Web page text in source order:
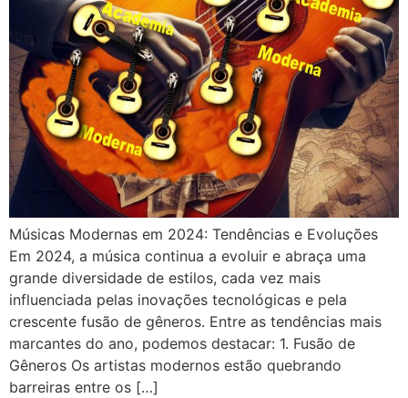
Músicas Modernas em 2024: Tendências e Evoluções
Em 2024, a música continua a evoluir e abraça uma
grande diversidade de estilos, cada vez mais
influenciada pelas inovações tecnológicas e pela
crescente fusão de gêneros. Entre as tendências mais
marcantes do ano, podemos destacar: 1. Fusão de
Gêneros Os artistas modernos estão quebrando
barreiras entre os […]